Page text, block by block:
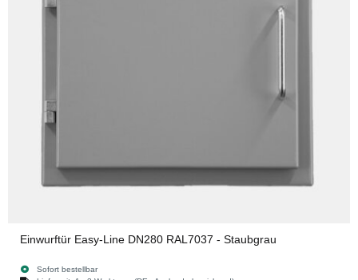
Einwurftür Easy-Line DN280 RAL7037 - Staubgrau
Sofort bestellbar